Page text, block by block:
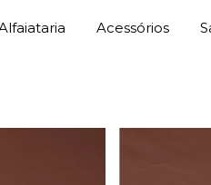
Acessórios